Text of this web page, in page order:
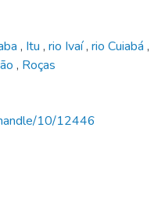
, Itu , rio Ivaí, rio Cuiabá ,
, Roças
10/12446